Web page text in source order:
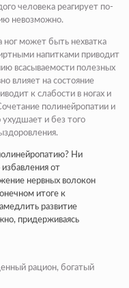
человека реагирует по-
невозможно.
ног может быть нехватка
напитками приводит
всасываемости полезных
влияет на состояние
к слабости в ногах и
полинейропатии и
ухудшает и без того
Ни
избавления от
нервных волокон
итоге к
развитие
придерживаясь
рацион, богатый